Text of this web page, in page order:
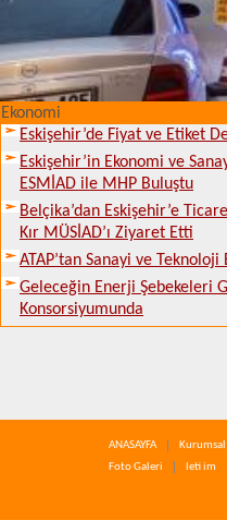
Ekonomi
Eskişehir’de Fiyat ve Etiket
Eskişehir’in Ekonomi ve
ESMİAD ile MHP Buluştu
Belçika’dan Eskişehir’e
Kır MÜSİAD’ı Ziyaret Etti
ATAP’tan Sanayi ve Teknoloji
Geleceğin Enerji Şebekeleri
Konsorsiyumunda
ANASAYFA Kurumsal
Foto Galeri
leti im